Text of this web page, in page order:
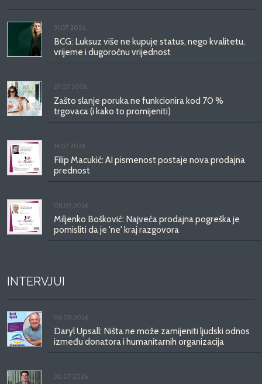
31.07.2026.
BCG: Luksuz više ne kupuje status, nego kvalitetu,
vrijeme i dugoročnu vrijednost
27.07.2026.
Zašto slanje poruka ne funkcionira kod 70 %
trgovaca (i kako to promijeniti)
14.07.2026.
Filip Macukić: AI pismenost postaje nova prodajna
prednost
08.07.2026.
Miljenko Bošković: Najveća prodajna pogreška je
pomisliti da je 'ne' kraj razgovora
INTERVJUI
06.08.2026.
Daryl Upsall: Ništa ne može zamijeniti ljudski odnos
između donatora i humanitarnih organizacija
30.07.2026.